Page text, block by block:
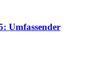
Umfassender